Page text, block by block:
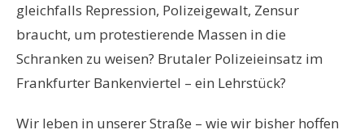
gleichfalls Repression, Polizeigewalt, Zensur
braucht, um protestierende Massen in die
Schranken zu weisen? Brutaler Polizeieinsatz im
Frankfurter Bankenviertel – ein Lehrstück?
Wir leben in unserer Straße – wie wir bisher hoffen